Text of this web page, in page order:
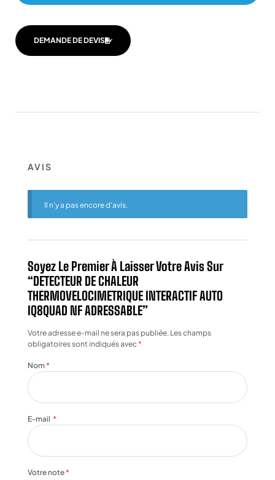
DEMANDE DE DEVIS
AVIS
Il n’y a pas encore d’avis.
Soyez Le Premier À Laisser Votre Avis Sur
“DETECTEUR DE CHALEUR
THERMOVELOCIMETRIQUE INTERACTIF AUTO
IQ8QUAD NF ADRESSABLE”
Votre adresse e-mail ne sera pas publiée. Les champs
obligatoires sont indiqués avec*
Votre note *
Nom *
E-mail *